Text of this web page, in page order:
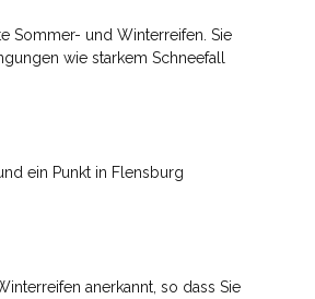
Sommer- und Winterreifen. Sie
wie starkem Schneefall
ein Punkt in Flensburg
anerkannt, so dass Sie